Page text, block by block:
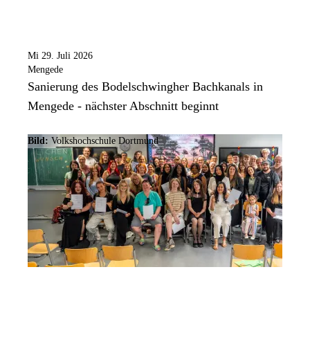
Mi 29. Juli 2026
Mengede
Sanierung des Bodelschwingher Bachkanals in
Mengede - nächster Abschnitt beginnt
Bild: Volkshochschule Dortmund